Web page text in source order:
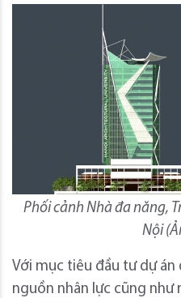
Phối cảnh Nhà đa năng,
Nội
Với mục tiêu đầu tư dự án
nguồn nhân lực cũng như